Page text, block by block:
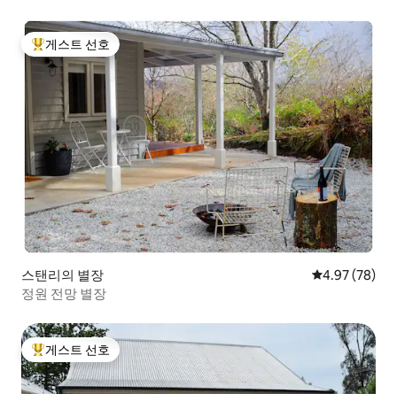
상위 게스트 선호
게스트 선호
스탠리의 별장 평점 4.97점(5
4.97 (78)
정원 전망 별장
상위 게스트 선호
게스트 선호